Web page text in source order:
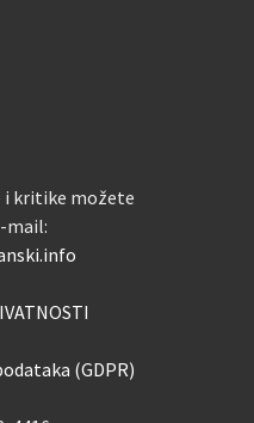
i kritike možete
mail:
(GDPR)